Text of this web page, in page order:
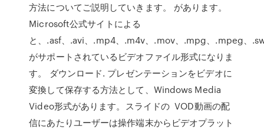
方法についてご説明していきます。 があります。
Microsoft公式サイトによる
と、.asf、.avi、.mp4、.m4v、.mov、.mpg、.mpeg、
がサポートされているビデオファイル形式になりま
す。 ダウンロード. プレゼンテーションをビデオに
変換して保存する方法として、Windows Media
Video形式があります。スライドの VOD動画の配
信にあたりユーザーは操作端末からビデオプラット